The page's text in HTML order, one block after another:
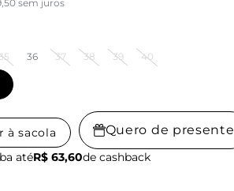
sem juros
36 37 38 39 40
à sacola Quero de presente
atéR$ 63,60de cashback